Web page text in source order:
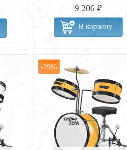
9 206 ₽
В корзину
-29%